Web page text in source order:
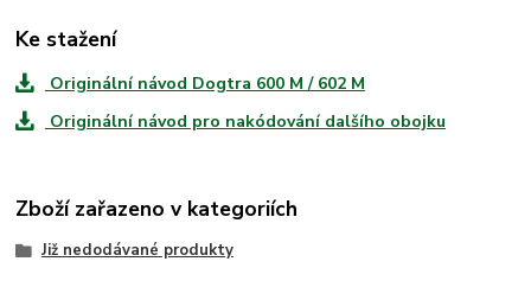
Ke stažení
Originální návod Dogtra 600 M / 602 M
Originální návod pro nakódování dalšího obojku
Zboží zařazeno v kategoriích
Již nedodávané produkty